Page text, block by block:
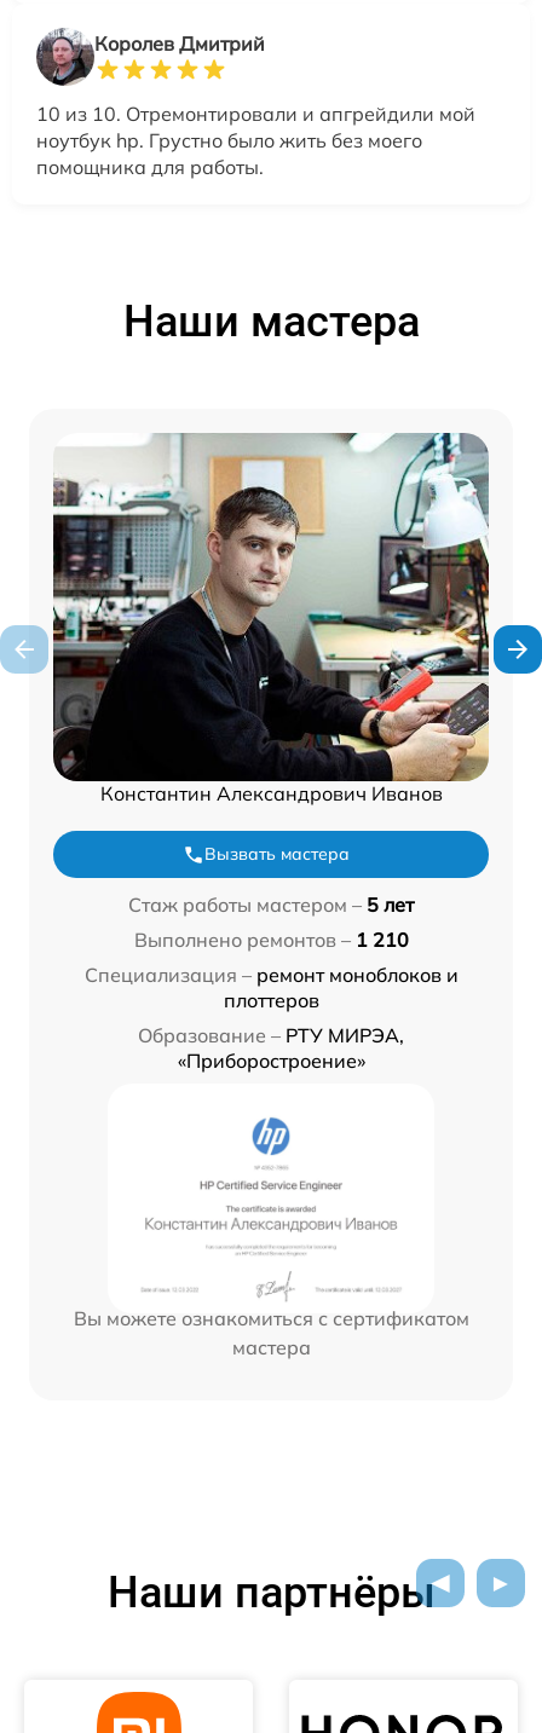
Королев Дмитрий
10 из 10. Отремонтировали и апгрейдили мой
ноутбук hp. Грустно было жить без моего
помощника для работы.
Наши мастера
Константин Александрович Иванов
Вызвать мастера
Стаж работы мастером – 5 лет
Выполнено ремонтов – 1 210
Специализация – ремонт моноблоков и
плоттеров
Образование – РТУ МИРЭА,
«Приборостроение»
Вы можете ознакомиться с сертификатом
мастера
Наши партнёры